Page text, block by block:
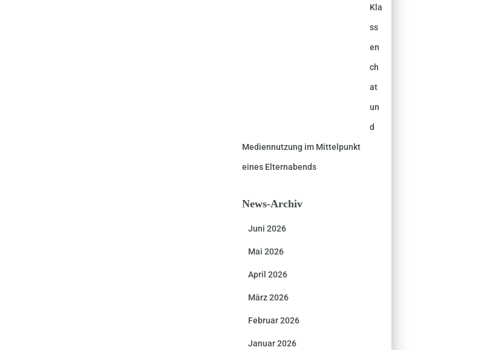
Kla
ss
en
ch
at
un
d
Mediennutzung im Mittelpunkt
eines Elternabends
News-Archiv
Juni 2026
Mai 2026
April 2026
März 2026
Februar 2026
Januar 2026